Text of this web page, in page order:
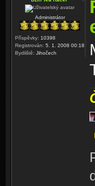
Administrátor
Příspěvky: 10398
Registrován: 5. 1. 2008 00:18
Bydliště: Jihočech